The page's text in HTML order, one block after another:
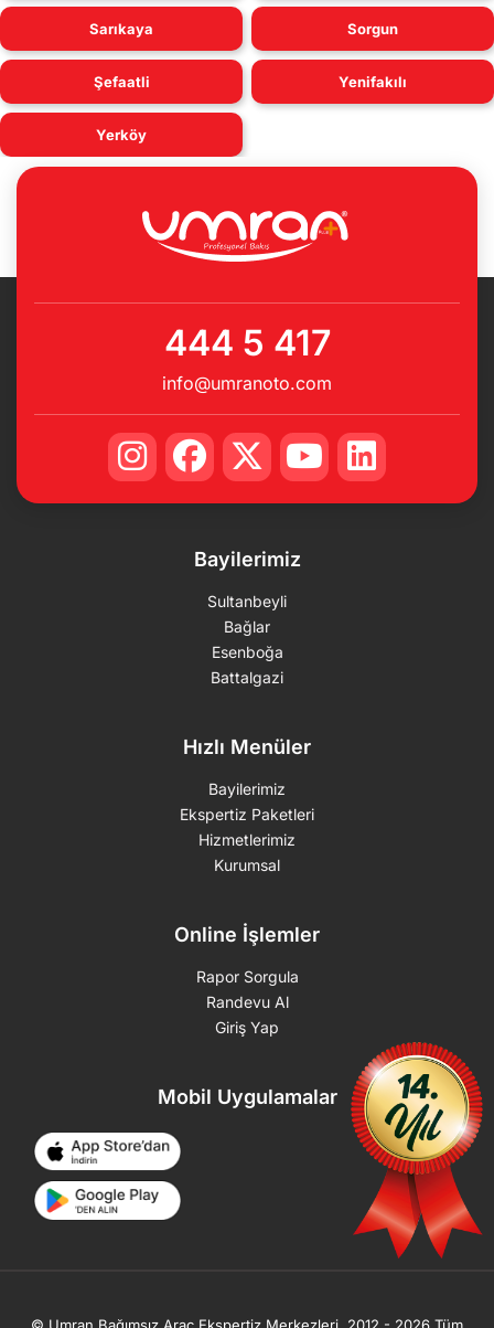
Sarıkaya Sorgun
Şefaatli Yenifakılı
Yerköy
444 5 417
info@umranoto.com
Bayilerimiz
Sultanbeyli
Bağlar
Esenboğa
Battalgazi
Hızlı Menüler
Bayilerimiz
Ekspertiz Paketleri
Hizmetlerimiz
Kurumsal
Online İşlemler
Rapor Sorgula
Randevu Al
Giriş Yap
Mobil Uygulamalar